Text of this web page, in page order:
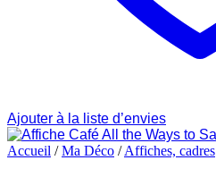
Ajouter à la liste d’envies
Accueil / Ma Déco / Affiches, cadres